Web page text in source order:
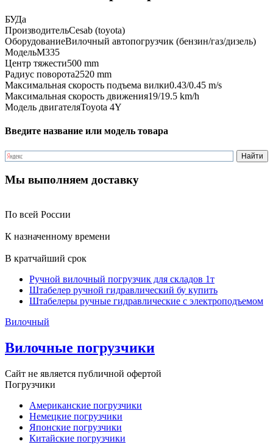
БУДа
ПроизводительCesab (toyota)
ОборудованиеВилочный автопогрузчик (бензин/газ/дизель)
МодельМ335
Центр тяжести500 mm
Радиус поворота2520 mm
Максимальная скорость подъема вилки0.43/0.45 m/s
Максимальная скорость движения19/19.5 km/h
Модель двигателяToyota 4Y
Введите название или модель товара
Мы выполняем доставку
По всей России
К назначенному времени
В кратчайший срок
Ручной вилочный погрузчик для складов 1т
Штабелер ручной гидравлический бу купить
Штабелеры ручные гидравлические с электроподъемом
Вилочный
Вилочные погрузчики
Сайт не является публичной офертой
Погрузчики
Американские погрузчики
Немецкие погрузчики
Японские погрузчики
Китайские погрузчики